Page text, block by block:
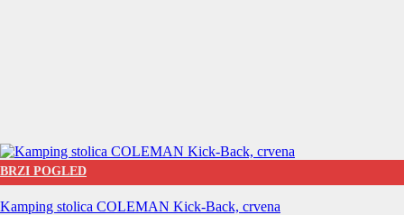
BRZI POGLED
Kamping stolica COLEMAN Kick-Back, crvena